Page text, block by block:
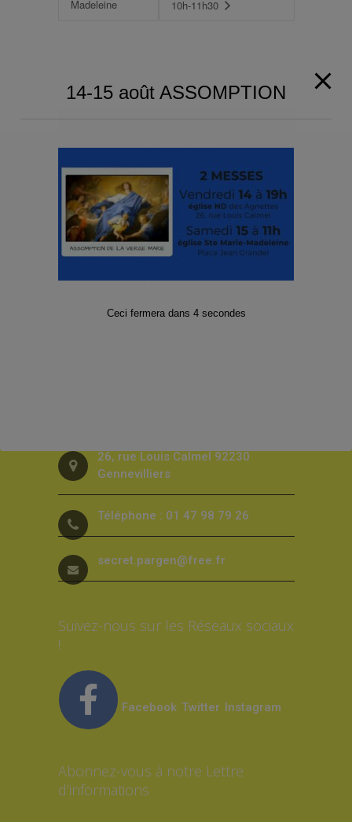
Madeleine 10h-11h30
Grésillons 2025
Territoire de la paroisse
Je suis nouvelle/nouveau
Demander un acte de baptême
Quête, Offrandes de Messes, Dons, Denier
de l’Eglise (dîme) et Legs
Parcours Alpha La Bible en 4 ans
26, rue Louis Calmel 92230
Gennevilliers
Téléphone : 01 47 98 79 26
secret.pargen@free.fr
Suivez-nous sur les Réseaux sociaux
!
Facebook Twitter Instagram
Abonnez-vous à notre Lettre
d’informations
14-15 août ASSOMPTION
Ceci fermera dans 3secondes